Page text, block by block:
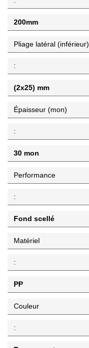
200mm
Pliage latéral (inférieur)
:
(2x25) mm
Épaisseur (mon)
:
30 mon
Performance
:
Fond scellé
Matériel
:
PP
Couleur
: